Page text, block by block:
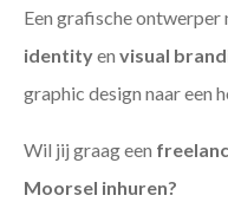
Een grafische ontwerper
identityen visual
graphic design naar een
Wil jij graag een
Moorsel inhuren?